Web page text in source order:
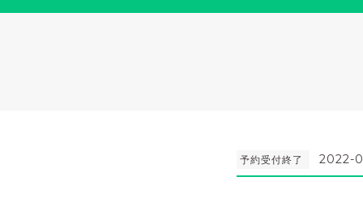
予約受付終了 2022-